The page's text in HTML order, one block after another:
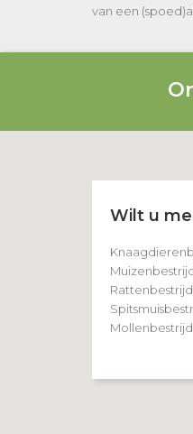
van een
Wilt u